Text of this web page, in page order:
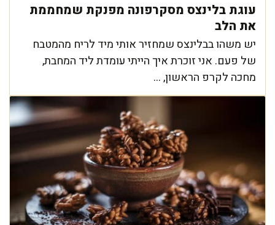
עוגת בלינצס מסקרפונה מפנקת שמחממת
את הלב
יש משהו בבלינצס שמחזיר אותי מיד לריח מהמטבח
של פעם. אני זוכרת איך הייתי עומדת ליד המחבת,
מחכה לקרפ הראשון, ...